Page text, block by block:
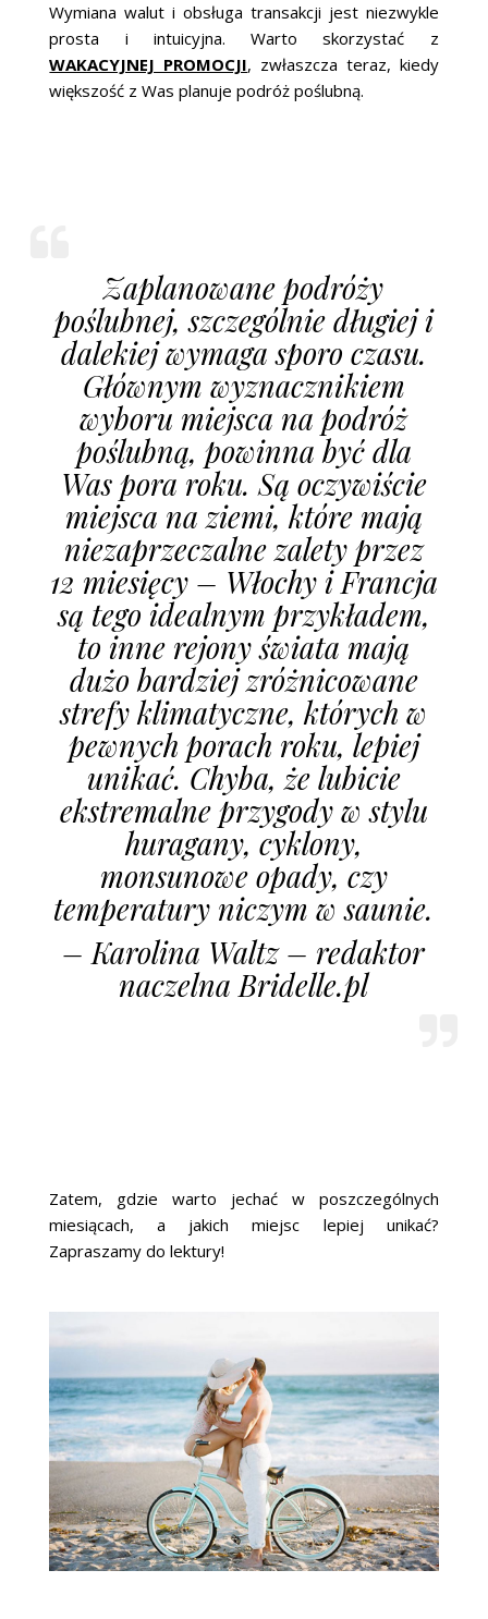
Wymiana walut i obsługa transakcji jest niezwykle
prosta i intuicyjna. Warto skorzystać z
WAKACYJNEJ PROMOCJI, zwłaszcza teraz, kiedy
większość z Was planuje podróż poślubną.
Zaplanowane podróży
poślubnej, szczególnie długiej i
dalekiej wymaga sporo czasu.
Głównym wyznacznikiem
wyboru miejsca na podróż
poślubną, powinna być dla
Was pora roku. Są oczywiście
miejsca na ziemi, które mają
niezaprzeczalne zalety przez
12 miesięcy – Włochy i Francja
są tego idealnym przykładem,
to inne rejony świata mają
dużo bardziej zróżnicowane
strefy klimatyczne, których w
pewnych porach roku, lepiej
unikać. Chyba, że lubicie
ekstremalne przygody w stylu
huragany, cyklony,
monsunowe opady, czy
temperatury niczym w saunie.
– Karolina Waltz – redaktor
naczelna Bridelle.pl
Zatem, gdzie warto jechać w poszczególnych
miesiącach, a jakich miejsc lepiej unikać?
Zapraszamy do lektury!